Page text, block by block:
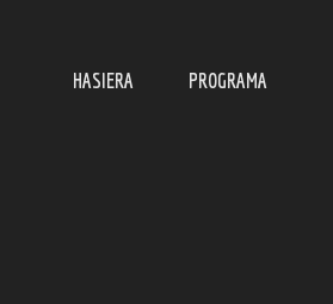
HASIERA PROGRAMA